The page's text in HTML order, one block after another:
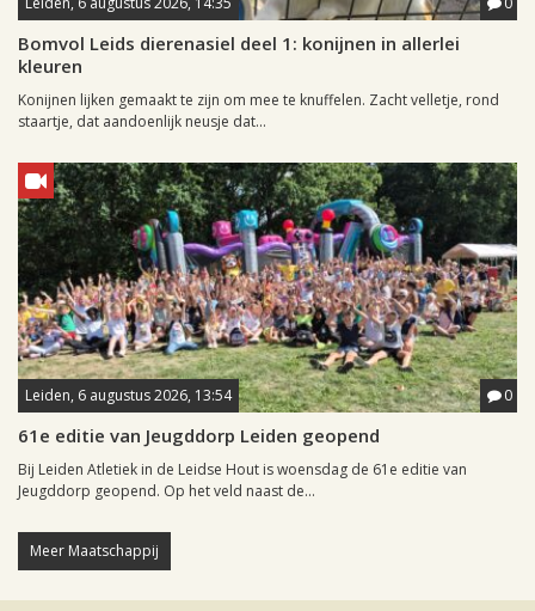
Bomvol Leids dierenasiel deel 1: konijnen in allerlei
kleuren
Konijnen lijken gemaakt te zijn om mee te knuffelen. Zacht velletje, rond
staartje, dat aandoenlijk neusje dat...
Leiden, 6 augustus 2026, 13:54 0
61e editie van Jeugddorp Leiden geopend
Bij Leiden Atletiek in de Leidse Hout is woensdag de 61e editie van
Jeugddorp geopend. Op het veld naast de...
Meer Maatschappij